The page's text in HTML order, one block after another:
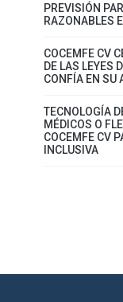
PREVISIÓN
RAZONABLES
COCEMFE CV
DE LAS LEYES
CONFÍA EN SU
TECNOLOGÍA
MÉDICOS O
COCEMFE CV
INCLUSIVA